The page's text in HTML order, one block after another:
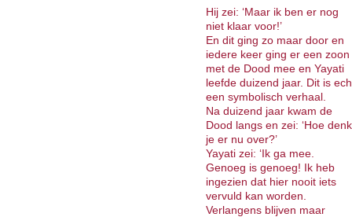
Hij zei: ‘Maar ik ben er nog
niet klaar voor!’
En dit ging zo maar door en
iedere keer ging er een zoon
met de Dood mee en Yayati
leefde duizend jaar. Dit is
een symbolisch verhaal.
Na duizend jaar kwam de
Dood langs en zei: ‘Hoe denk
je er nu over?’
Yayati zei: ‘Ik ga mee.
Genoeg is genoeg! Ik heb
ingezien dat hier nooit iets
vervuld kan worden.
Verlangens blijven maar